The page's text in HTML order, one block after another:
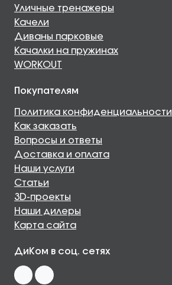
Уличные тренажеры
Качели
Диваны парковые
Качалки на пружинах
WORKOUT
Покупателям
Политика конфиденциальности
Как заказать
Вопросы и ответы
Доставка и оплата
Наши услуги
Статьи
3D-проекты
Наши дилеры
Карта сайта
ДиКом в соц. сетях